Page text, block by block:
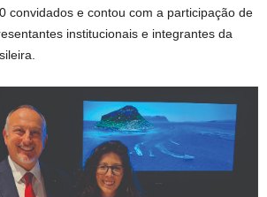
convidados e contou com a participação de
institucionais e integrantes da